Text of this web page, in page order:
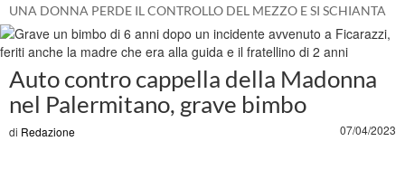
UNA DONNA PERDE IL CONTROLLO DEL MEZZO E SI SCHIANTA
Auto contro cappella della Madonna
nel Palermitano, grave bimbo
di Redazione 07/04/2023